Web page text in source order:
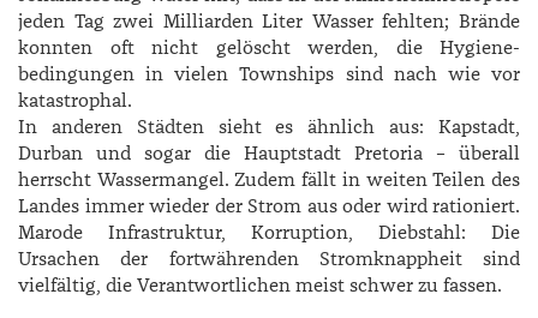
jeden Tag zwei Milliarden Liter Wasser fehlten; Brände
konnten oft nicht gelöscht werden, die Hygiene­
bedingungen in vielen Townships sind nach wie vor
katastrophal.
In anderen Städten sieht es ähnlich aus: Kapstadt,
Durban und sogar die Hauptstadt Pretoria – überall
herrscht Wassermangel. Zudem fällt in weiten Teilen des
Landes immer wieder der Strom aus oder wird rationiert.
Marode Infrastruktur, Korruption, Diebstahl: Die
Ursachen der fortwährenden Stromknappheit sind
vielfältig, die Verantwortlichen meist schwer zu fassen.